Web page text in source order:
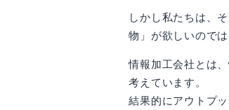
しかし私たちは、
物」が欲しいので
情報加工会社とは
考えています。
結果的にアウトプ